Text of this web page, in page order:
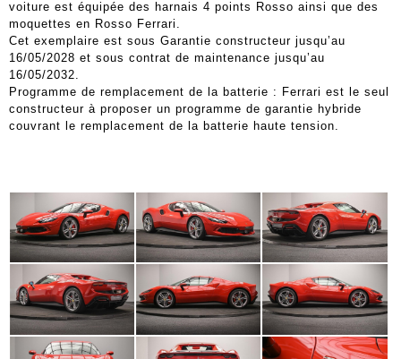
voiture est équipée des harnais 4 points Rosso ainsi que des
moquettes en Rosso Ferrari.
Cet exemplaire est sous Garantie constructeur jusqu’au
16/05/2028 et sous contrat de maintenance jusqu’au
16/05/2032.
Programme de remplacement de la batterie : Ferrari est le seul
constructeur à proposer un programme de garantie hybride
couvrant le remplacement de la batterie haute tension.